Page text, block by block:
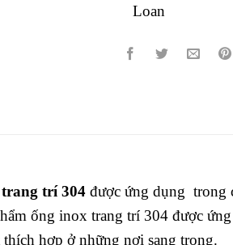
Loan
trí 304 được ứng dụng trong
ống inox trang trí 304 được
hợp ở những nơi sang trọng.